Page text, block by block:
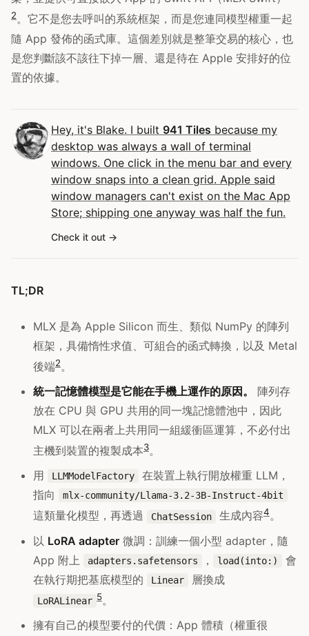
2。它不是您去呼叫的系統框架，而是您連同模型權重一起
隨 App 發佈的函式庫。這個差別就是整筆交易的核心，也
是您判斷該不該往下掉一層、還是待在 Apple 安排好的位
置的依據。
Hey, it's Blake. I built 941 Tiles because my
desktop was always a wall of terminal
windows. One click in the menu bar and every
window snaps into a clean grid. Apple said
window managers can't exist on the Mac App
Store; shipping one anyway was half the fun.
Check it out
TL;DR
MLX 是為 Apple Silicon 而生、類似 NumPy 的陣列
框架，具備惰性求值、可組合的函式轉換，以及 Metal
後端2。
統一記憶體模型是它能在手機上運作的原因。
陣列存
放在 CPU 與 GPU 共用的同一塊記憶體池中，因此
MLX 可以在兩者上共用同一組緩衝區運算，不必付出
主機到裝置的複製成本3。
用
LLMModelFactory
在裝置上執行開放權重 LLM，
指向
mlx-community/Llama-3.2-3B-Instruct-4bit
這類量化模型，再透過 ChatSession 生成內容4。
以 LoRA adapter 微調：訓練一個小型 adapter，隨
App 附上
adapters.safetensors ， load(into:)
會
在執行期把基底模型的
Linear 層換成
LoRALinear 5。
擁有自己的模型要付的代價：App 體積（權重很